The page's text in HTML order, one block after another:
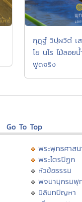
กุฏฺฐํ วิปฺผวิตํ เ
โย นโร ไม้ลอย
พูดจริง
Go To Top
พระพุทธศาสน
พระไตรปิฏก
หัวข้อธรรม
พจนานุกรมพุ
มิลินทปัญหา